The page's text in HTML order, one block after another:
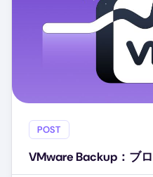
POST
VMware Backup：ブ